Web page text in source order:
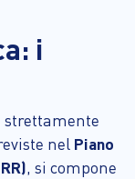
i
strettamente
nel Piano
, si compone